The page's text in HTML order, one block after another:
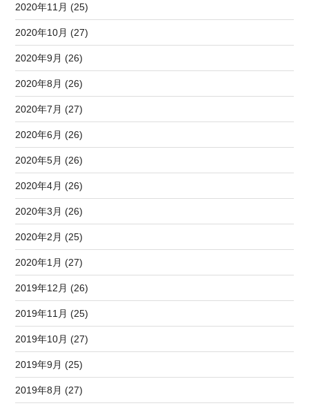
2020年11月 (25)
2020年10月 (27)
2020年9月 (26)
2020年8月 (26)
2020年7月 (27)
2020年6月 (26)
2020年5月 (26)
2020年4月 (26)
2020年3月 (26)
2020年2月 (25)
2020年1月 (27)
2019年12月 (26)
2019年11月 (25)
2019年10月 (27)
2019年9月 (25)
2019年8月 (27)